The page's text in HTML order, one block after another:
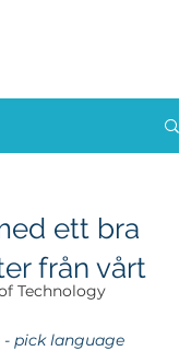
Technology
ett bra
från vårt
- pick language